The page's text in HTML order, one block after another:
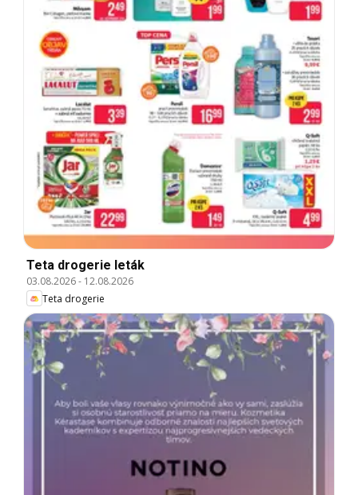
Teta drogerie leták
03.08.2026- 12.08.2026
Teta drogerie